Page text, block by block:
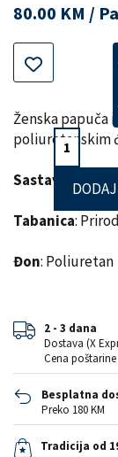
80.00 KM /
Ženska papuča
poliuretanskim
Sastav lica:
Tabanica:
Đon: Poliuretan
2 - 3 dana
Dostava (X
Cena poštarine
Besplatna
Preko 180 KM
Tradicija od